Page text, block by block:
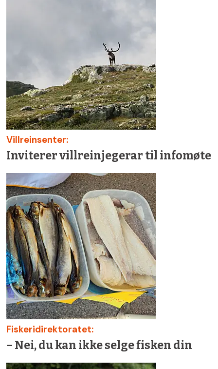
Villreinsenter:
Inviterer villreinjegerar til infomøte
Fiskeridirektoratet:
– Nei, du kan ikke selge fisken din